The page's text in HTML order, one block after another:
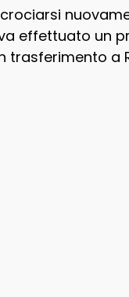
effettuato un
trasferimento a